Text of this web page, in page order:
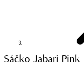
Sáčko Jabari Pink